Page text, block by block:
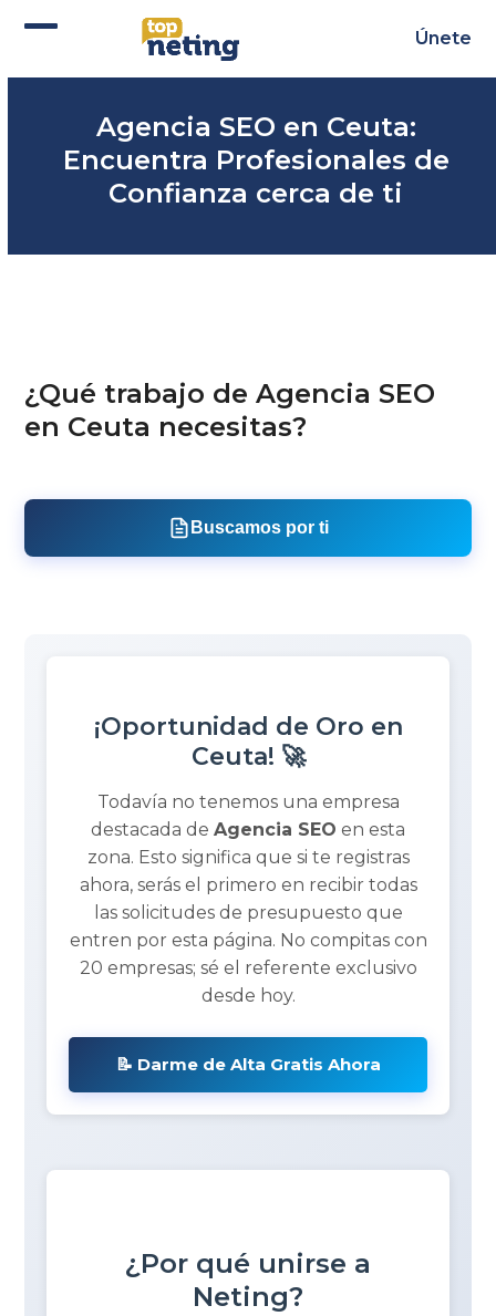
Únete
Agencia SEO en Ceuta:
Encuentra Profesionales de
Confianza cerca de ti
¿Qué trabajo de Agencia SEO
en Ceuta necesitas?
Buscamos por ti
¡Oportunidad de Oro en
Ceuta! 🚀
Todavía no tenemos una empresa
destacada de Agencia SEO en esta
zona. Esto significa que si te registras
ahora, serás el primero en recibir todas
las solicitudes de presupuesto que
entren por esta página. No compitas con
20 empresas; sé el referente exclusivo
desde hoy.
📝 Darme de Alta Gratis Ahora
¿Por qué unirse a
Neting?